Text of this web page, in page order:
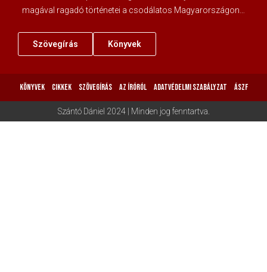
magával ragadó történetei a csodálatos Magyarországon…
Szövegírás Könyvek
KÖNYVEK CIKKEK SZÖVEGÍRÁS AZ ÍRÓRÓL ADATVÉDELMI SZABÁLYZAT ÁSZF
Szántó Dániel 2024 | Minden jog fenntartva.